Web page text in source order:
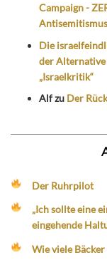
Campaign -
Die
der Alternative
„Israelkritik“
Alfzu Der
Der Ruhrpilot
„Ich sollte eine
eingehende
Wie viele